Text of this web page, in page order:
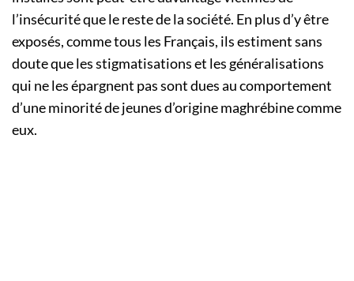
l’insécurité que le reste de la société. En plus d’y être
exposés, comme tous les Français, ils estiment sans
doute que les stigmatisations et les généralisations
qui ne les épargnent pas sont dues au comportement
d’une minorité de jeunes d’origine maghrébine comme
eux.